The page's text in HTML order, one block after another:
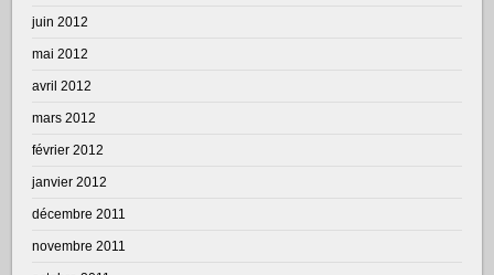
juin 2012
mai 2012
avril 2012
mars 2012
février 2012
janvier 2012
décembre 2011
novembre 2011